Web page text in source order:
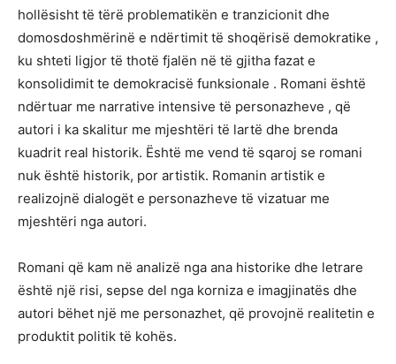
hollësisht të tërë problematikën e tranzicionit dhe
domosdoshmërinë e ndërtimit të shoqërisë demokratike ,
ku shteti ligjor të thotë fjalën në të gjitha fazat e
konsolidimit te demokracisë funksionale . Romani është
ndërtuar me narrative intensive të personazheve , që
autori i ka skalitur me mjeshtëri të lartë dhe brenda
kuadrit real historik. Është me vend të sqaroj se romani
nuk është historik, por artistik. Romanin artistik e
realizojnë dialogët e personazheve të vizatuar me
mjeshtëri nga autori.
Romani që kam në analizë nga ana historike dhe letrare
është një risi, sepse del nga korniza e imagjinatës dhe
autori bëhet një me personazhet, që provojnë realitetin e
produktit politik të kohës.